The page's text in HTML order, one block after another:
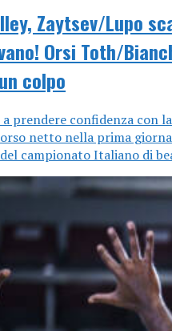
Zaytsev/Lupo
Orsi Toth/
colpo
prendere confidenza con
netto nella prima
campionato Italiano di